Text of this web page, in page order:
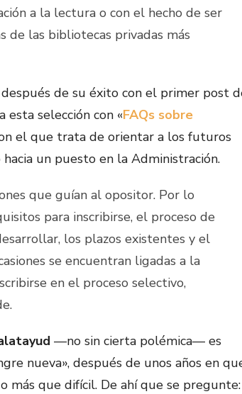
a la lectura o con el hecho de ser
de las bibliotecas privadas más
de su éxito con el primer post
esta selección con «FAQs sobre
el que trata de orientar a los futuros
un puesto en la Administración.
que guían al opositor. Por lo
para inscribirse, el proceso de
los plazos existentes y el
se encuentran ligadas a la
en el proceso selectivo,
—no sin cierta polémica— es
nueva», después de unos años en
más que difícil. De ahí que se pregunte: